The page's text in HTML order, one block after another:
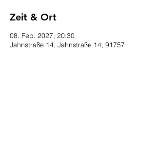
Zeit & Ort
08. Feb. 2027, 20:30
Jahnstraße 14, Jahnstraße 14, 91757